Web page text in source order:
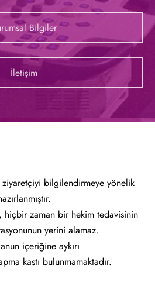
Bilgiler
İletişim
bilgilendirmeye yönelik
zaman bir hekim tedavisinin
yerini alamaz.
içeriğine aykırı
kastı bulunmamaktadır.